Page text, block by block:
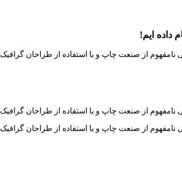
داده ایم!
نامفهوم از صنعت چاپ و با استفاده از طراحان
نامفهوم از صنعت چاپ و با استفاده از طراحان
نامفهوم از صنعت چاپ و با استفاده از طراحان